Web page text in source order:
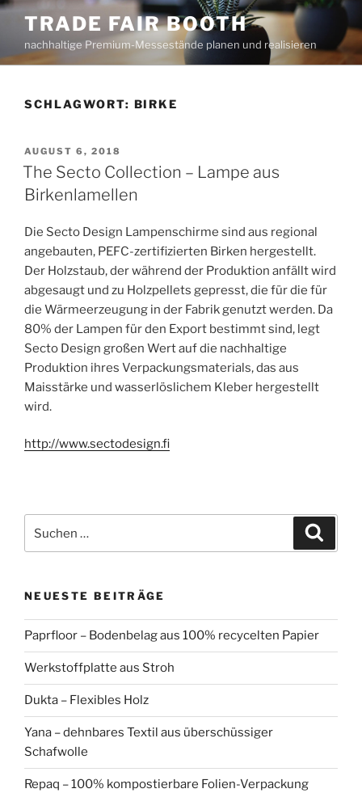
Zum
Inhalt
springen
TRADE FAIR BOOTH
nachhaltige Premium-Messestände planen und realisieren
SCHLAGWORT: BIRKE
VERÖFFENTLICHT
AM
AUGUST 6, 2018
The Secto Collection – Lampe aus
Birkenlamellen
Die Secto Design Lampenschirme sind aus regional
angebauten, PEFC-zertifizierten Birken hergestellt.
Der Holzstaub, der während der Produktion anfällt wird
abgesaugt und zu Holzpellets gepresst, die für die für
die Wärmeerzeugung in der Fabrik genutzt werden. Da
80% der Lampen für den Export bestimmt sind, legt
Secto Design großen Wert auf die nachhaltige
Produktion ihres Verpackungsmaterials, das aus
Maisstärke und wasserlöslichem Kleber hergestellt
wird.
http://www.sectodesign.fi
nach:
NEUESTE BEITRÄGE
Paprfloor – Bodenbelag aus 100% recycelten Papier
Werkstoffplatte aus Stroh
Dukta – Flexibles Holz
Yana – dehnbares Textil aus überschüssiger
Schafwolle
Repaq – 100% kompostierbare Folien-Verpackung